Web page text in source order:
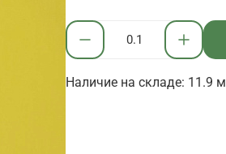
Наличие на складе: 11.9 м